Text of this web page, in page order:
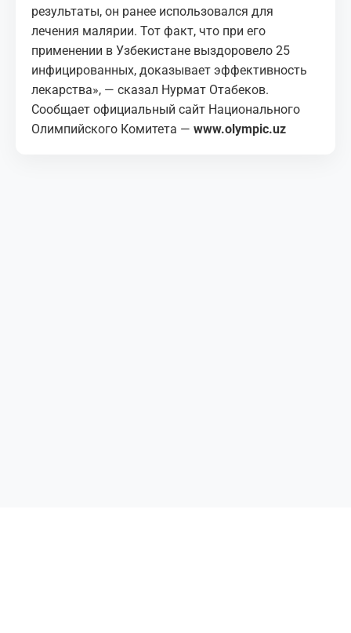
результаты, он ранее использовался для
лечения малярии. Тот факт, что при его
применении в Узбекистане выздоровело 25
инфицированных, доказывает эффективность
лекарства», — сказал Нурмат Отабеков.
Сообщает официальный сайт Национального
Олимпийского Комитета — www.olympic.uz